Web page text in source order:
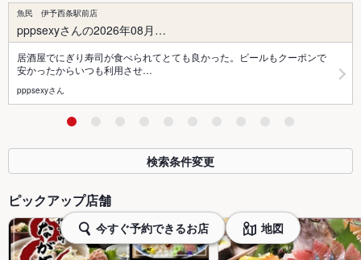
魚民 伊予西条駅前店
pppsexyさんの2026年08月…
居酒屋でにぎり寿司が食べられてとても良かった。ビールもクーポンで
安かったからいつも利用させ…
pppsexyさん
検索条件変更
ピックアップ店舗
今すぐ予約できるお店 地図